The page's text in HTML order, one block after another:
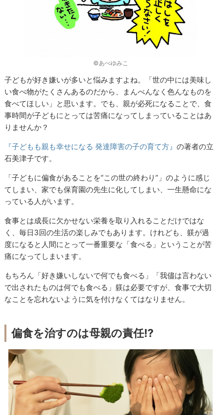
©あべゆみこ
子どもが好き嫌いが多いと悩みますよね。「世の中には美味し
い食べ物がたくさんあるのだから、まんべんなく色んなものを
食べてほしい」と思います。でも、親が必死になることで、食
事時間が子どもにとっては苦痛になってしまっていることはあ
りませんか？
『子どもも親も幸せになる 発達障害の子の育て方』の著者の立
石美津子です。
「子どもに偏食があることを“この世の終わり”」のように感じ
てしまい、家でも保育園の先生に化してしまい、一生懸命にな
っている人がいます。
食事とは成長に欠かせない栄養を取り入れることだけではな
く、毎日3回の生活の楽しみでもあります。けれども、躾が過
度になると人間にとって一番重要な「食べる」ということが苦
痛になってしまいます。
もちろん「好き嫌いしないで何でも食べる」「我儘は言わない
で出されたものは何でも食べる」躾は必要ですが、食事で大切
なことを忘れないように気を付けなくてはなりません。
偏食を治すのは母親の責任!?